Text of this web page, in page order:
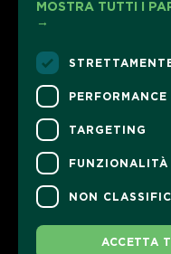
CONTACTS
For information
For information
Accessibility
MOSTRA TUTTI I
→
PERFORMANCE
TARGETING
FUNZIONALITÀ
NON
ACCETTA